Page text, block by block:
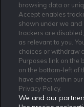
Affiliate Modell
Kontakta oss
Redaktionen
browsing data or
Accept enables
shown under we
trackers are
as relevant to you.
choices or withdraw
Purposes link on the
on the bottom-left of
have effect within
Privacy Policy.
We and our